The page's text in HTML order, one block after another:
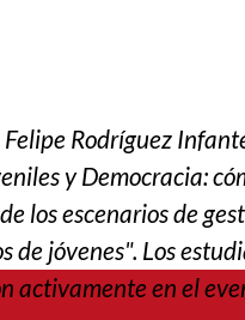
Rodríguez
y Democracia:
los escenarios de
de jóvenes". Los
activamente en el